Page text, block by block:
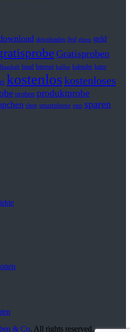
downloaden dvd eltern geld
Gratisproben
Haushalt hund Internet kaffee kalender katze
kostenloskostenloses
proben produktprobe
shop smartphone sms sparen
& Co. All rights reserved.